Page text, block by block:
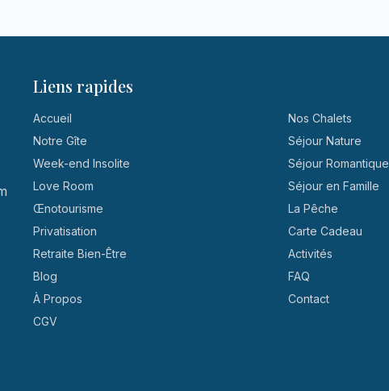
Liens rapides
Accueil
Nos Chalets
Notre Gîte
Séjour Nature
Week-end Insolite
Séjour Romantique
Love Room
Séjour en Famille
Œnotourisme
La Pêche
Privatisation
Carte Cadeau
Retraite Bien-Être
Activités
Blog
FAQ
À Propos
Contact
CGV